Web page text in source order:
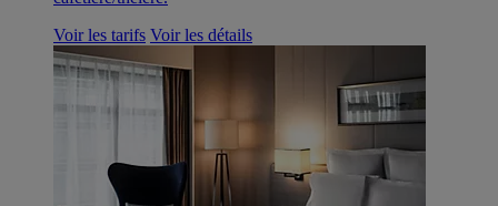
Voir les tarifs Voir les détails